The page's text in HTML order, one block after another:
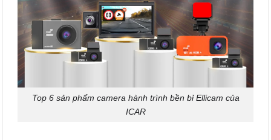
Top 6 sản phẩm camera hành trình bền bỉ Ellicam của
ICAR